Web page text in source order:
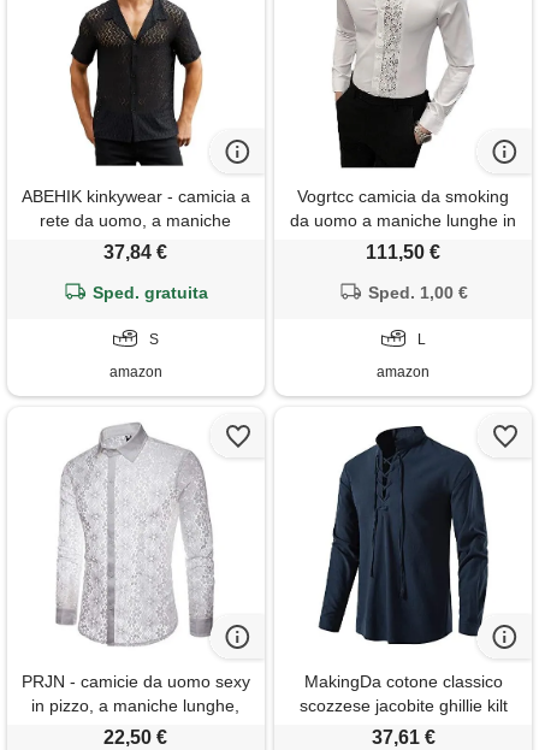
ABEHIK kinkywear - camicia a
rete da uomo, a maniche
corte, trasparente, per festival
s
37,84 €
Sped. gratuita
S
amazon
Vogrtcc camicia da smoking
da uomo a maniche lunghe in
pizzo con giunture da uomo
111,50 €
Sped. 1,00 €
L
amazon
PRJN - camicie da uomo sexy
in pizzo, a maniche lunghe,
con bottoni a pressione e fiori
22,50 €
MakingDa cotone classico
scozzese jacobite ghillie kilt
shirt smart casual manica
37,61 €